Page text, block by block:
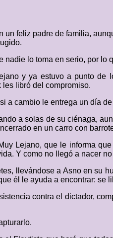
feliz padre de familia,
lo toma en serio, por
y ya estuvo a punto de
libró del compromiso.
a cambio le entrega un día
a solas de su ciénaga,
en un carro con
Lejano, que le informa
Y como no llegó a nacer
llevándose a Asno en su
él le ayuda a encontrar: se
contra el dictador,